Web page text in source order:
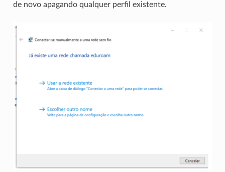
de novo apagando qualquer perfil existente.